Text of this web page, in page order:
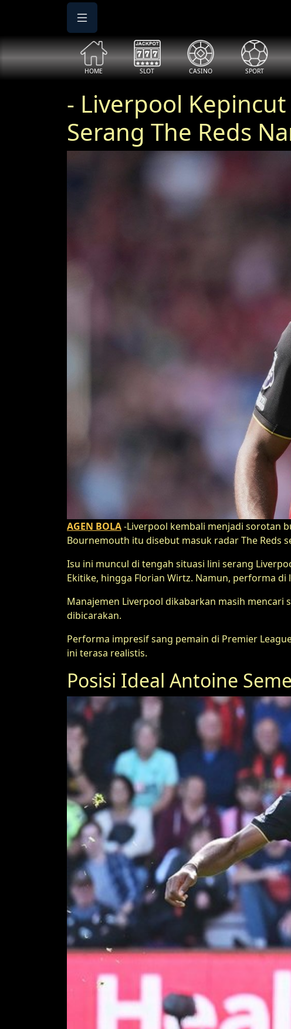
HOME SLOT CASINO SPORT
- Liverpool
Serang The Reds
AGEN BOLA-Liverpool kembali menjadi sorotan
Bournemouth itu disebut masuk radar The Reds
Isu ini muncul di tengah situasi lini serang
Ekitike, hingga Florian Wirtz. Namun, performa
Manajemen Liverpool dikabarkan masih mencari
dibicarakan.
Performa impresif sang pemain di Premier
ini terasa realistis.
Posisi Ideal Antoine